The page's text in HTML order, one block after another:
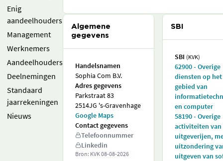
Enig
aandeelhouders
Management
Werknemers
Aandeelhouders
Deelnemingen
Standaard
jaarrekeningen
Nieuws
Algemene
gegevens
Handelsnamen
Sophia Com B.V.
Adres gegevens
Parkstraat 83
2514JG 's-Gravenhage
Google Maps
Contact gegevens
Telefoonnummer
Linkedin
Bron: KVK08-08-2026
SBI
SBI (KVK)
62900 - Overige
diensten op het
gebied van
en computer
58190 - Overige
activiteiten van
uitgeverijen,
uitzondering
uitgeven van